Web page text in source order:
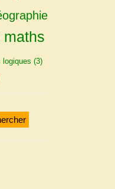
maths
logiques (3)